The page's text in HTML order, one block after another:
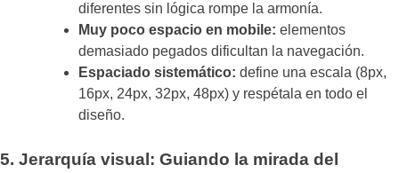
diferentes sin lógica rompe la armonía.
Muy poco espacio en mobile: elementos
demasiado pegados dificultan la navegación.
Espaciado sistemático: define una escala (8px,
16px, 24px, 32px, 48px) y respétala en todo el
diseño.
5. Jerarquía visual: Guiando la mirada del